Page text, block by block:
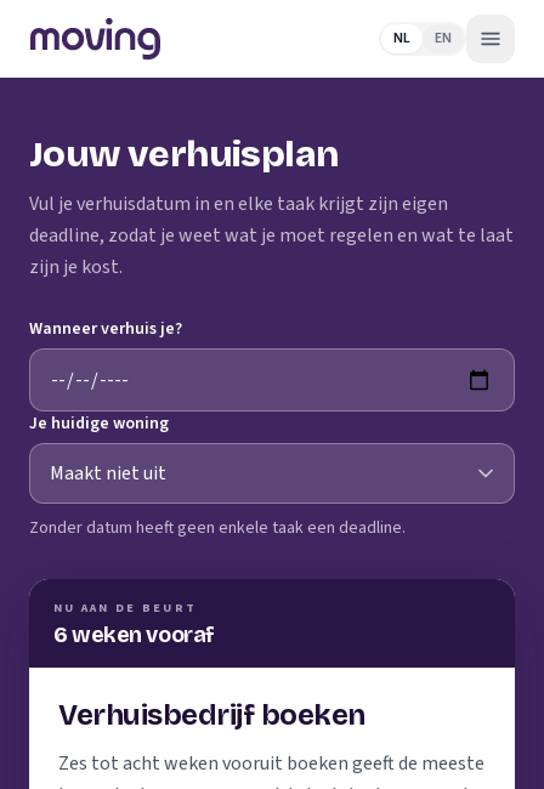
NL EN
Jouw verhuisplan
Vul je verhuisdatum in en elke taak krijgt zijn eigen
deadline, zodat je weet wat je moet regelen en wat te laat
zijn je kost.
Wanneer verhuis je?
Je huidige woning
Zonder datum heeft geen enkele taak een deadline.
NU AAN DE BEURT
6 weken vooraf
Verhuisbedrijf boeken
Zes tot acht weken vooruit boeken geeft de meeste